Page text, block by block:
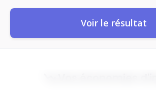
Voir le résultat